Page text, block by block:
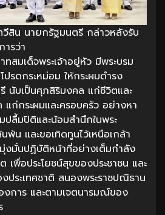
สิน นายกรัฐมนตรี กล่าวหลังรับ
ารว่า
ทสมเด็จพระเจ้าอยู่หัว มีพระบรม
ปรดกระหม่อม ให้กระผมดำรง
นับเป็นศุภสิริมงคล แก่ชีวิตและ
ก่กระผมและครอบครัว อย่างหา
ปลื้มปิติและน้อมสำนึกในพระ
น และขอเทิดทูนไว้เหนือเกล้า
งมั่นปฏิบัติหน้าที่อย่างเต็มกำลัง
พื่อประโยชน์สุขของประชาชน และ
ระเทศชาติ สนองพระราชปณิธาน
งการ และตามเจตนารมณ์ของ